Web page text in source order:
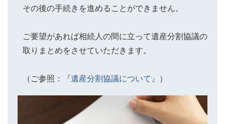
その後の手続きを進めることができません。
ご要望があれば相続人の間に立って遺産分割協議の
取りまとめをさせていただきます。
（ご参照： 『遺産分割協議について』 ）